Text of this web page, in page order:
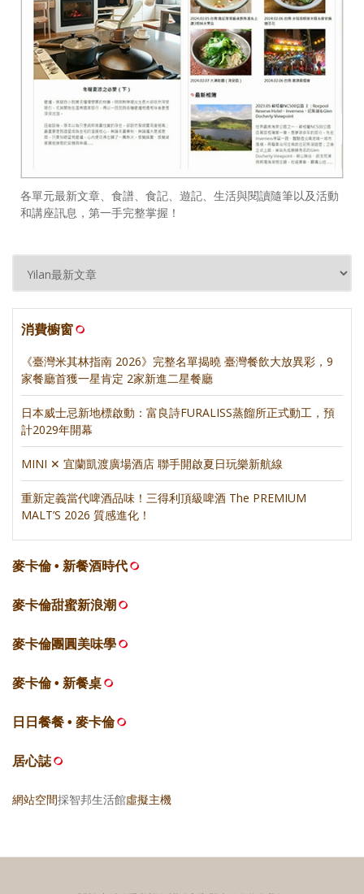
各單元最新文章、食譜、食記、遊記、生活與閱讀隨筆以及活動
和講座訊息，第一手完整掌握！
消費櫥窗
《臺灣米其林指南 2026》完整名單揭曉 臺灣餐飲大放異彩，9
家餐廳首獲一星肯定 2家新進二星餐廳
日本威士忌新地標啟動：富良詩FURALISS蒸餾所正式動工，預
計2029年開幕
MINI ✕ 宜蘭凱渡廣場酒店 聯手開啟夏日玩樂新航線
重新定義當代啤酒品味！三得利頂級啤酒 The PREMIUM
MALT’S 2026 質感進化！
麥卡倫 • 新餐酒時代
麥卡倫甜蜜新浪潮
麥卡倫團圓美味學
麥卡倫 • 新餐桌
日日餐餐 • 麥卡倫
居心誌
網站空間採智邦生活館虛擬主機